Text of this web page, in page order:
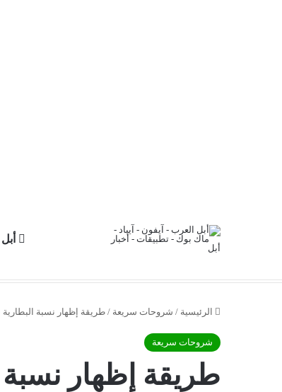
أبل
الرئيسية / شروحات سريعة /طريقة إظهار نسبة البطارية
شروحات سريعة
طريقة إظهار نسبة